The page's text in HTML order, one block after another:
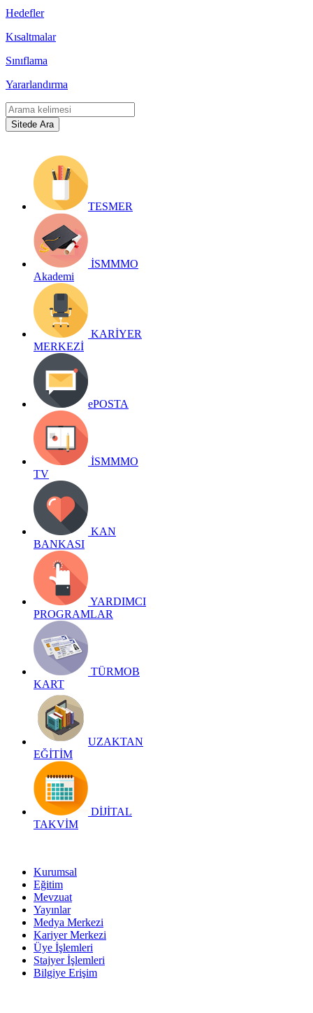
Hedefler
Kısaltmalar
Sınıflama
Yararlandırma
TESMER
İSMMMO
Akademi
KARİYER
MERKEZİ
ePOSTA
İSMMMO
TV
KAN
BANKASI
YARDIMCI
PROGRAMLAR
TÜRMOB
KART
UZAKTAN
EĞİTİM
DİJİTAL
TAKVİM
Kurumsal
Eğitim
Mevzuat
Yayınlar
Medya Merkezi
Kariyer Merkezi
Üye İşlemleri
Stajyer İşlemleri
Bilgiye Erişim